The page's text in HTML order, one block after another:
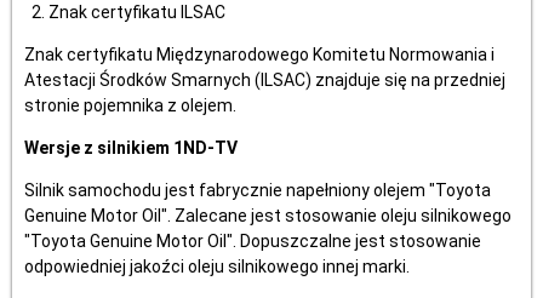
Znak certyfikatu ILSAC
Znak certyfikatu Międzynarodowego Komitetu Normowania i
Atestacji Środków Smarnych (ILSAC) znajduje się na przedniej
stronie pojemnika z olejem.
Wersje z silnikiem 1ND-TV
Silnik samochodu jest fabrycznie napełniony olejem "Toyota
Genuine Motor Oil". Zalecane jest stosowanie oleju silnikowego
"Toyota Genuine Motor Oil". Dopuszczalne jest stosowanie
odpowiedniej jakoźci oleju silnikowego innej marki.